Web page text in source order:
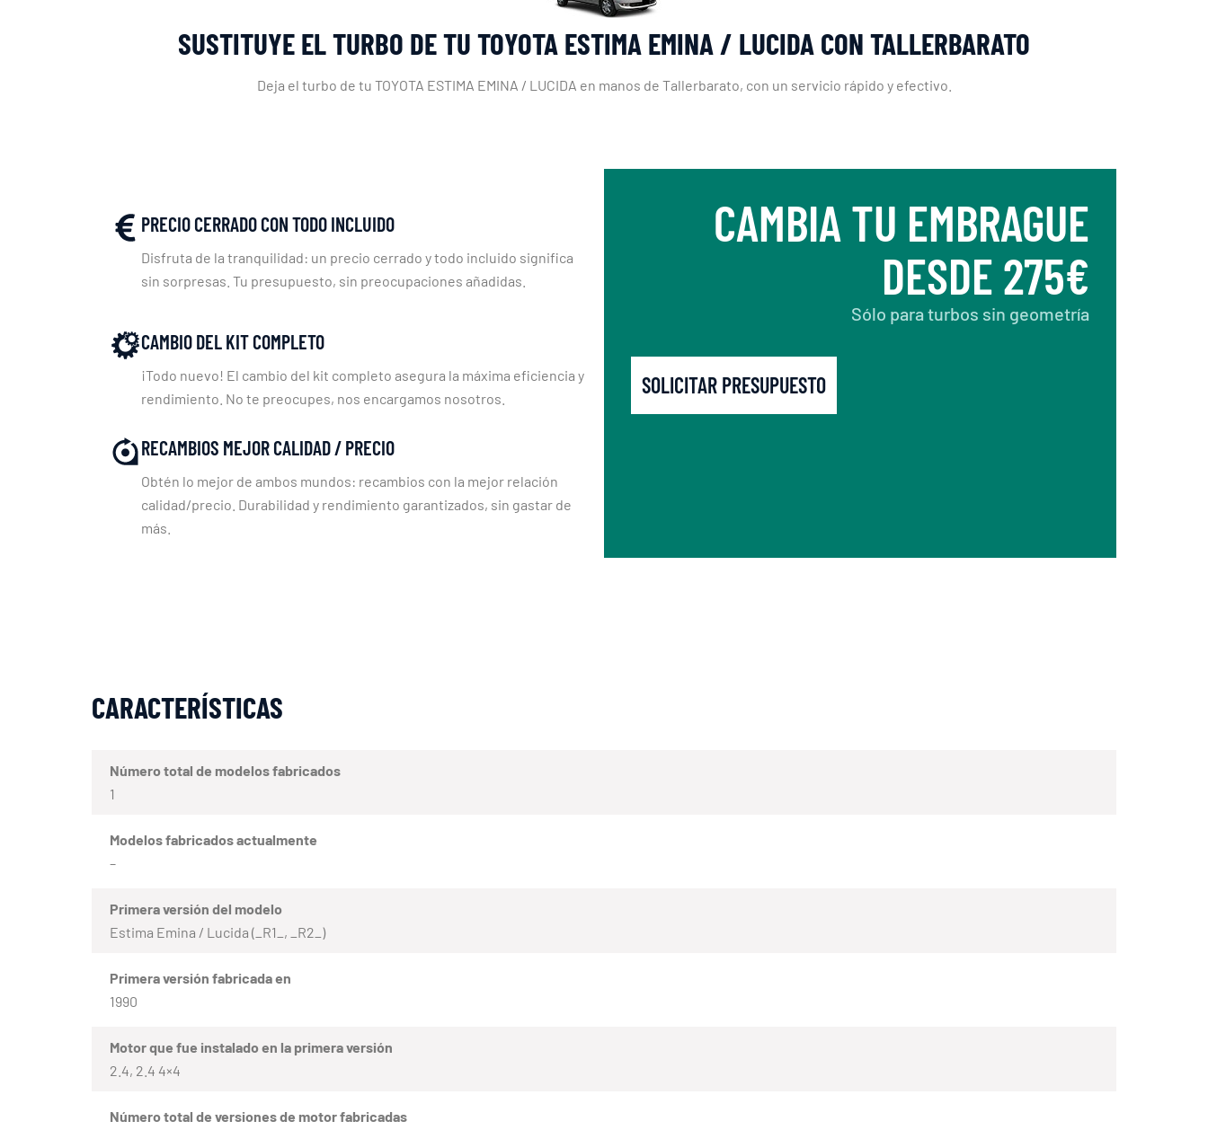
SUSTITUYE EL TURBO DE TU TOYOTA ESTIMA EMINA / LUCIDA CON TALLERBARATO
Deja el turbo de tu TOYOTA ESTIMA EMINA / LUCIDA en manos de Tallerbarato, con un servicio rápido y efectivo.
PRECIO CERRADO CON TODO INCLUIDO
Disfruta de la tranquilidad: un precio cerrado y todo incluido significa
sin sorpresas. Tu presupuesto, sin preocupaciones añadidas.
CAMBIO DEL KIT COMPLETO
¡Todo nuevo! El cambio del kit completo asegura la máxima eficiencia y
rendimiento. No te preocupes, nos encargamos nosotros.
RECAMBIOS MEJOR CALIDAD / PRECIO
Obtén lo mejor de ambos mundos: recambios con la mejor relación
calidad/precio. Durabilidad y rendimiento garantizados, sin gastar de
más.
CAMBIA TU EMBRAGUE
DESDE 275€
Sólo para turbos sin geometría
SOLICITAR PRESUPUESTO
CARACTERÍSTICAS
Número total de modelos fabricados
1
Modelos fabricados actualmente
–
Primera versión del modelo
Estima Emina / Lucida (_R1_, _R2_)
Primera versión fabricada en
1990
Motor que fue instalado en la primera versión
2.4, 2.4 4×4
Número total de versiones de motor fabricadas